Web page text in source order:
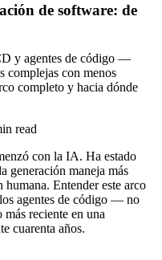
de software: de
y agentes de código —
complejas con menos
completo y hacia dónde
read
con la IA. Ha estado
generación maneja más
Entender este arco
agentes de código — no
reciente en una
cuarenta años.